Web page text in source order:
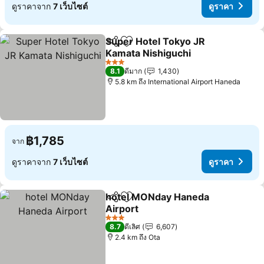
ดูราคาจาก 7 เว็บไซต์ ดูราคา
แชร์ เพิ่มในรายการโปรด
Super Hotel Tokyo JR
Kamata Nishiguchi
3 ดาว
8.1 ดีมาก
1,430
5.8 km ถึง International Airport Haneda
จาก ฿1,785
ดูราคาจาก 7 เว็บไซต์ ดูราคา
แชร์ เพิ่มในรายการโปรด
hotel MONday Haneda
Airport
3 ดาว
8.7 ดีเลิศ
6,607
2.4 km ถึง Ota